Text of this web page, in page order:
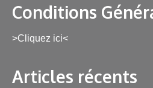
Conditions
>Cliquez ici<
Articles récents